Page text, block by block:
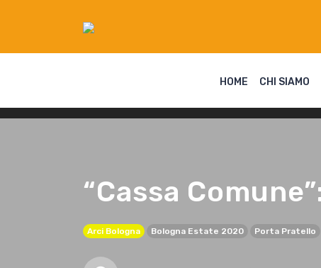
HOME CHI SIAMO
“Cassa
Arci Bologna Bologna Estate 2020 Porta Pratello